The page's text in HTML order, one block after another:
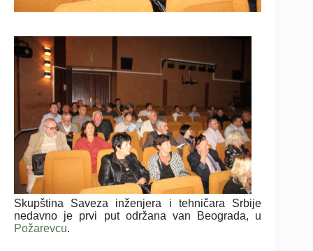
Skupština Saveza inženjera i tehničara Srbije
nedavno je prvi put održana van Beograda, u
Požarevcu.